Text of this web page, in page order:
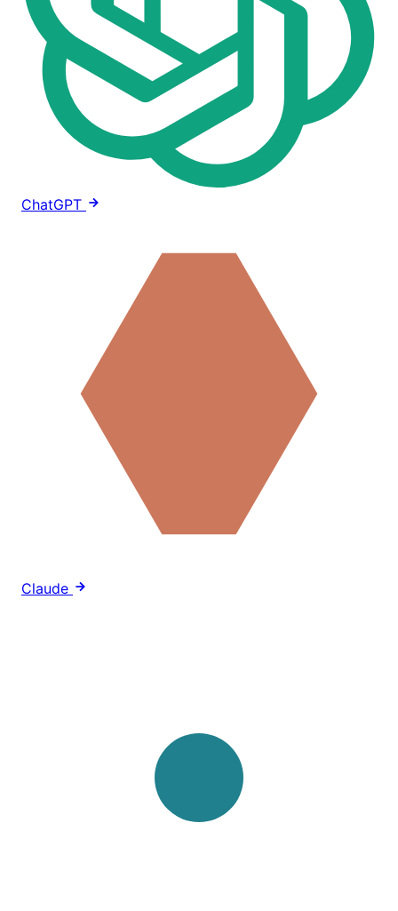
ChatGPT
Claude